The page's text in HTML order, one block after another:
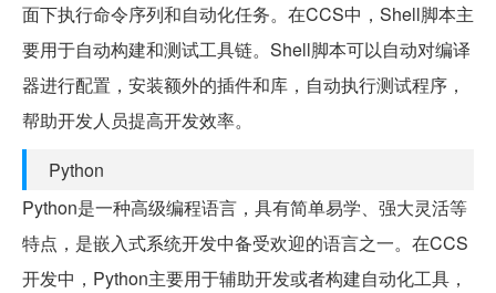
面下执行命令序列和自动化任务。在CCS中，Shell脚本主
要用于自动构建和测试工具链。Shell脚本可以自动对编译
器进行配置，安装额外的插件和库，自动执行测试程序，
帮助开发人员提高开发效率。
Python
Python是一种高级编程语言，具有简单易学、强大灵活等
特点，是嵌入式系统开发中备受欢迎的语言之一。在CCS
开发中，Python主要用于辅助开发或者构建自动化工具，